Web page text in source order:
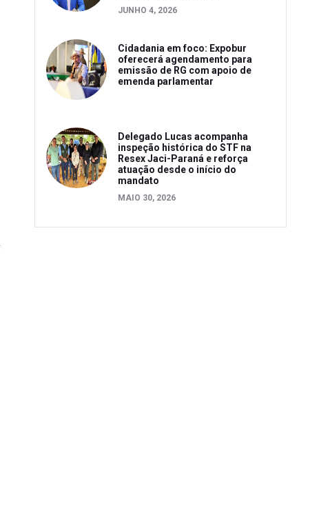
JUNHO 4, 2026
Cidadania em foco: Expobur
oferecerá agendamento para
emissão de RG com apoio de
emenda parlamentar
Delegado Lucas acompanha
inspeção histórica do STF na
Resex Jaci-Paraná e reforça
atuação desde o início do
mandato
MAIO 30, 2026